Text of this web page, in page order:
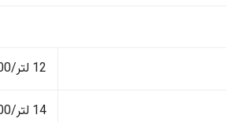
12 لتر/100 كم
14 لتر/100 كم